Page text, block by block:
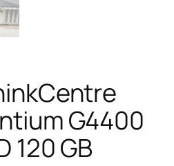
G4400
120 GB